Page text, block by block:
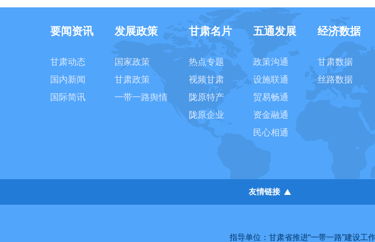
要闻资讯
甘肃动态
国内新闻
国际简讯
发展政策
国家政策
甘肃政策
一带一路舆情
甘肃名片
热点专题
视频甘肃
陇原特产
陇原企业
五通发展
政策沟通
设施联通
贸易畅通
资金融通
民心相通
经济数据
甘肃数据
丝路数据
友情链接
指导单位：甘肃省推进“一带一路”建设工